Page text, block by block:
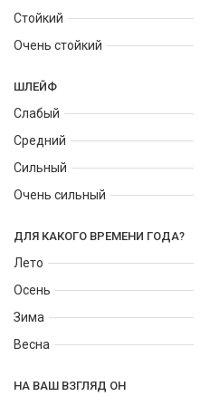
придать уверенности.
Стойкий
Очень стойкий
ШЛЕЙФ
Слабый
Средний
Сильный
Очень сильный
ДЛЯ КАКОГО ВРЕМЕНИ ГОДА?
Лето
Осень
Зима
Весна
НА ВАШ ВЗГЛЯД ОН